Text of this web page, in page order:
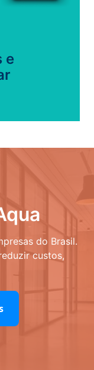
e
do Brasil.
custos,